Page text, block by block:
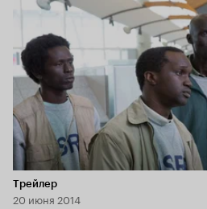
Длительность 3 мин
Трейлер
20 июня 2014